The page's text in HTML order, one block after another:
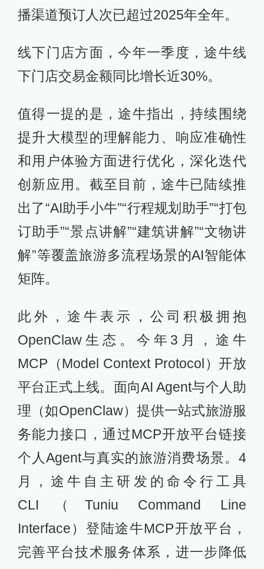
播渠道预订人次已超过2025年全年。
线下门店方面，今年一季度，途牛线
下门店交易金额同比增长近30%。
值得一提的是，途牛指出，持续围绕
提升大模型的理解能力、响应准确性
和用户体验方面进行优化，深化迭代
创新应用。截至目前，途牛已陆续推
出了“AI助手小牛”“行程规划助手”“打包
订助手”“景点讲解”“建筑讲解”“文物讲
解”等覆盖旅游多流程场景的AI智能体
矩阵。
此外，途牛表示，公司积极拥抱
OpenClaw生态。今年3月，途牛
MCP（Model Context Protocol）开放
平台正式上线。面向AI Agent与个人助
理（如OpenClaw）提供一站式旅游服
务能力接口，通过MCP开放平台链接
个人Agent与真实的旅游消费场景。4
月，途牛自主研发的命令行工具
CLI（Tuniu Command Line
Interface）登陆途牛MCP开放平台，
完善平台技术服务体系，进一步降低